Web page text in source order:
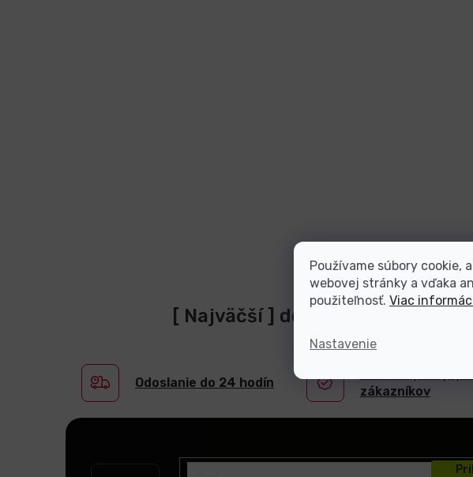
Používame súbory cookie,
webovej stránky a vďaka
použiteľnosť. Viac
Nastavenie
[ Najväčší ] dodávateľ
Odoslanie do 24 hodín
zákazníkov